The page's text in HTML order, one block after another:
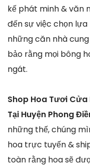
kế phát minh & văn
đến sự việc chọn
những căn nhà
bảo rằng mọi bông
ngát.
Shop Hoa Tươi Cửa
Tại Huyện Phong
những thế, chúng
hoa trực tuyến &
toàn rằng hoa sẽ